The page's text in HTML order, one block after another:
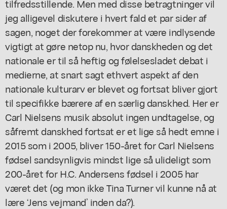
tilfredsstillende. Men med disse betragtninger vil
jeg alligevel diskutere i hvert fald et par sider af
sagen, noget der forekommer at være indlysende
vigtigt at gøre netop nu, hvor danskheden og det
nationale er til så heftig og følelsesladet debat i
medierne, at snart sagt ethvert aspekt af den
nationale kulturarv er blevet og fortsat bliver gjort
til specifikke bærere af en særlig danskhed. Her er
Carl Nielsens musik absolut ingen undtagelse, og
såfremt danskhed fortsat er et lige så hedt emne i
2015 som i 2005, bliver 150-året for Carl Nielsens
fødsel sandsynligvis mindst lige så ulideligt som
200-året for H.C. Andersens fødsel i 2005 har
været det (og mon ikke Tina Turner vil kunne nå at
lære ‘Jens vejmand’ inden da?).